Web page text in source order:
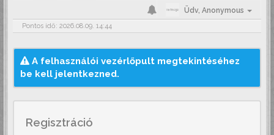
Üdv, Anonymous
Pontos idő: 2026.08.09. 14:44
A felhasználói vezérlőpult megtekintéséhez
be kell jelentkezned.
Regisztráció